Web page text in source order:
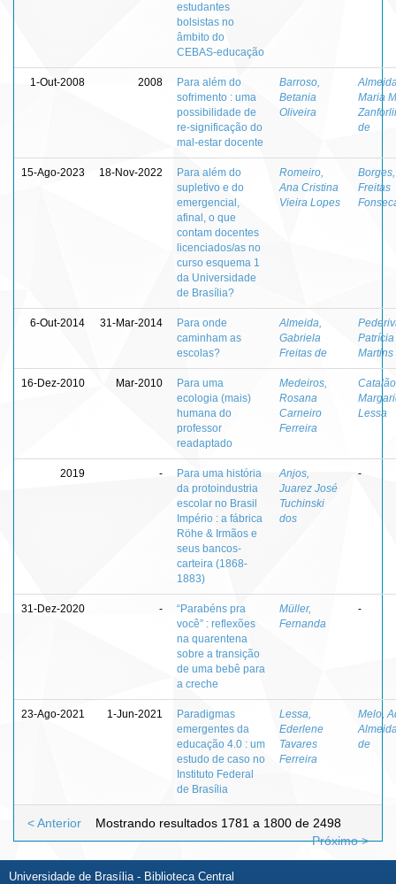
estudantes
bolsistas no
âmbito do
CEBAS-educação
1-Out-2008 2008
Para além do
sofrimento : uma
possibilidade de
re-significação do
mal-estar docente
Barroso,
Betania
Oliveira
Maria
de
15-Ago-2023 18-Nov-2022
Para além do
supletivo e do
emergencial,
afinal, o que
contam docentes
licenciados/as no
curso esquema 1
da Universidade
de Brasília?
Romeiro,
Ana Cristina
Vieira Lopes
Freitas
6-Out-2014 31-Mar-2014
Para onde
caminham as
escolas?
Almeida,
Gabriela
Freitas de
Martins
16-Dez-2010 Mar-2010
Para uma
ecologia (mais)
humana do
professor
readaptado
Medeiros,
Rosana
Carneiro
Ferreira
Lessa
2019 -
Para uma história
da protoindustria
escolar no Brasil
Império : a fábrica
Röhe & Irmãos e
seus bancos-
carteira (1868-
1883)
Anjos,
Juarez José
Tuchinski
dos
-
31-Dez-2020 -
“Parabéns pra
você” : reflexões
na quarentena
sobre a transição
de uma bebê para
a creche
Müller,
Fernanda
-
23-Ago-2021 1-Jun-2021
Paradigmas
emergentes da
educação 4.0 : um
estudo de caso no
Instituto Federal
de Brasília
Lessa,
Ederlene
Tavares
Ferreira
Melo,
de
Mostrando resultados 1781 a 1800 de 2498
< Anterior
Próximo >
Universidade de Brasília - Biblioteca Central